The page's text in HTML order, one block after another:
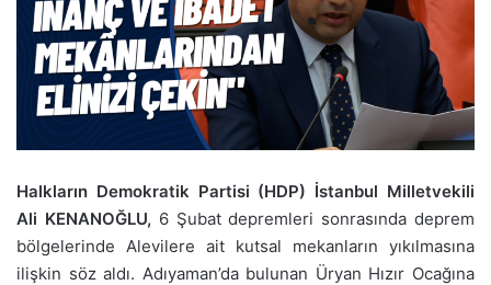
Halkların Demokratik Partisi (HDP) İstanbul Milletvekili
Ali KENANOĞLU, 6 Şubat depremleri sonrasında deprem
bölgelerinde Alevilere ait kutsal mekanların yıkılmasına
ilişkin söz aldı. Adıyaman’da bulunan Üryan Hızır Ocağına